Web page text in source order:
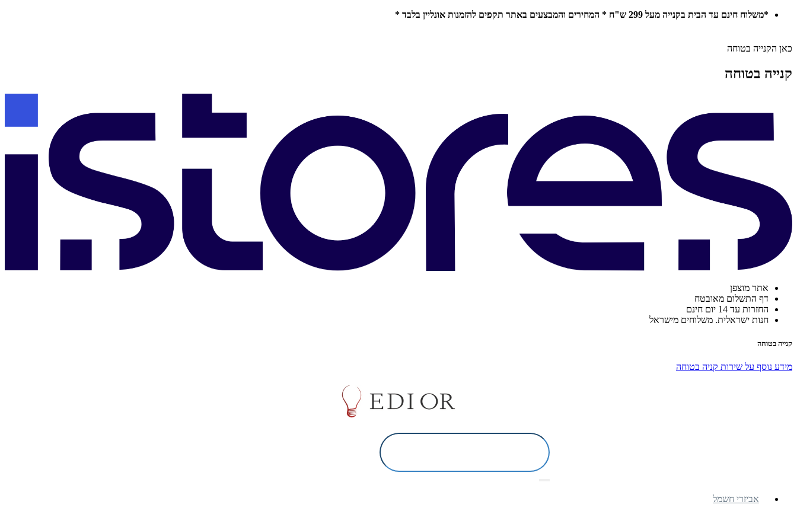
*משלוח חינם עד הבית בקנייה מעל 299 ש"ח * המחירים והמבצעים באתר תקפים להזמנות אונליין בלבד *
כאן הקנייה בטוחה
קנייה בטוחה
אתר מוצפן
דף התשלום מאובטח
החזרות עד 14 יום חינם
חנות ישראלית. משלוחים מישראל
קנייה בטוחה
מידע נוסף על שירות קניה בטוחה
אביזרי חשמל